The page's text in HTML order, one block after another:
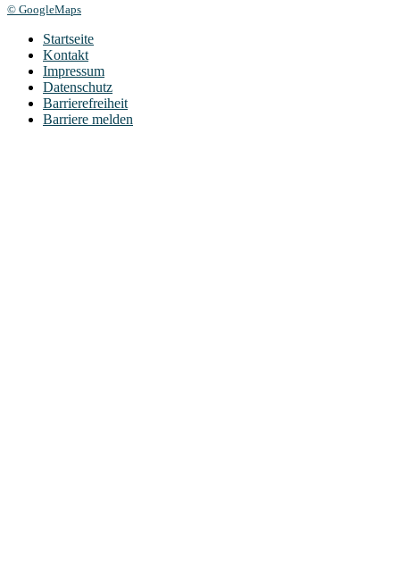
© GoogleMaps
Startseite
Kontakt
Impressum
Datenschutz
Barrierefreiheit
Barriere melden